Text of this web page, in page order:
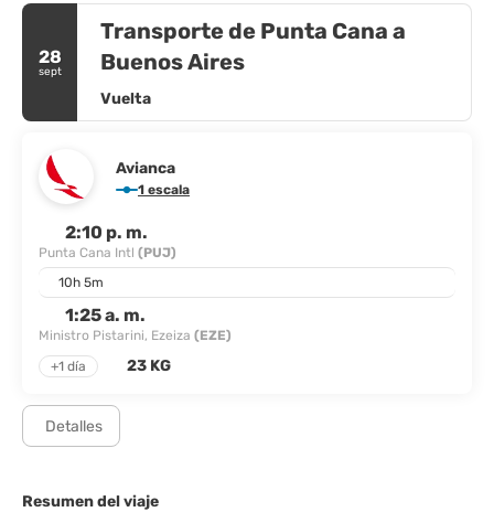
28
sept
Transporte de Punta Cana a
Buenos Aires
Vuelta
Avianca
1 escala
2:10 p. m.
Punta Cana Intl (PUJ)
10h 5m
1:25 a. m.
Ministro Pistarini, Ezeiza (EZE)
+1 día
23 KG
Detalles
Resumen del viaje